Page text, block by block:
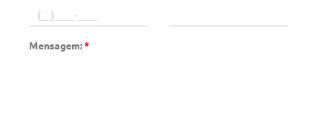
Mensagem:*